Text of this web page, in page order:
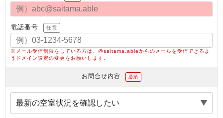
電話番号 任意
※メール受信制限をしている方は、@saitama.ableからのメールを受信できるよ
うドメイン設定の変更をお願いします。
お問合せ内容 必須